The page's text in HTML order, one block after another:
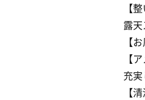
【
露
【
【
充
【